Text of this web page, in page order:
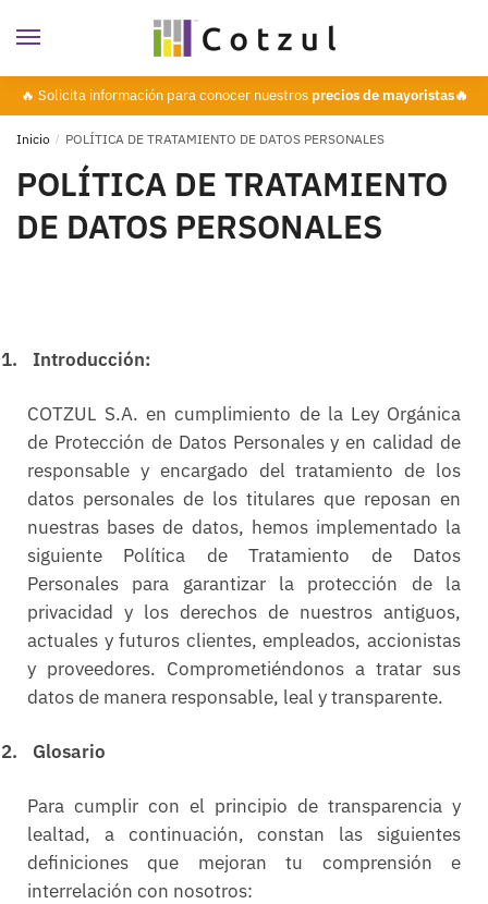
🔥 Solicita información para conocer nuestros precios de mayoristas🔥
Inicio / POLÍTICA DE TRATAMIENTO DE DATOS PERSONALES
POLÍTICA DE TRATAMIENTO
DE DATOS PERSONALES
1. Introducción:
COTZUL S.A. en cumplimiento de la Ley Orgánica
de Protección de Datos Personales y en calidad de
responsable y encargado del tratamiento de los
datos personales de los titulares que reposan en
nuestras bases de datos, hemos implementado la
siguiente Política de Tratamiento de Datos
Personales para garantizar la protección de la
privacidad y los derechos de nuestros antiguos,
actuales y futuros clientes, empleados, accionistas
y proveedores. Comprometiéndonos a tratar sus
datos de manera responsable, leal y transparente.
2. Glosario
Para cumplir con el principio de transparencia y
lealtad, a continuación, constan las siguientes
definiciones que mejoran tu comprensión e
interrelación con nosotros: